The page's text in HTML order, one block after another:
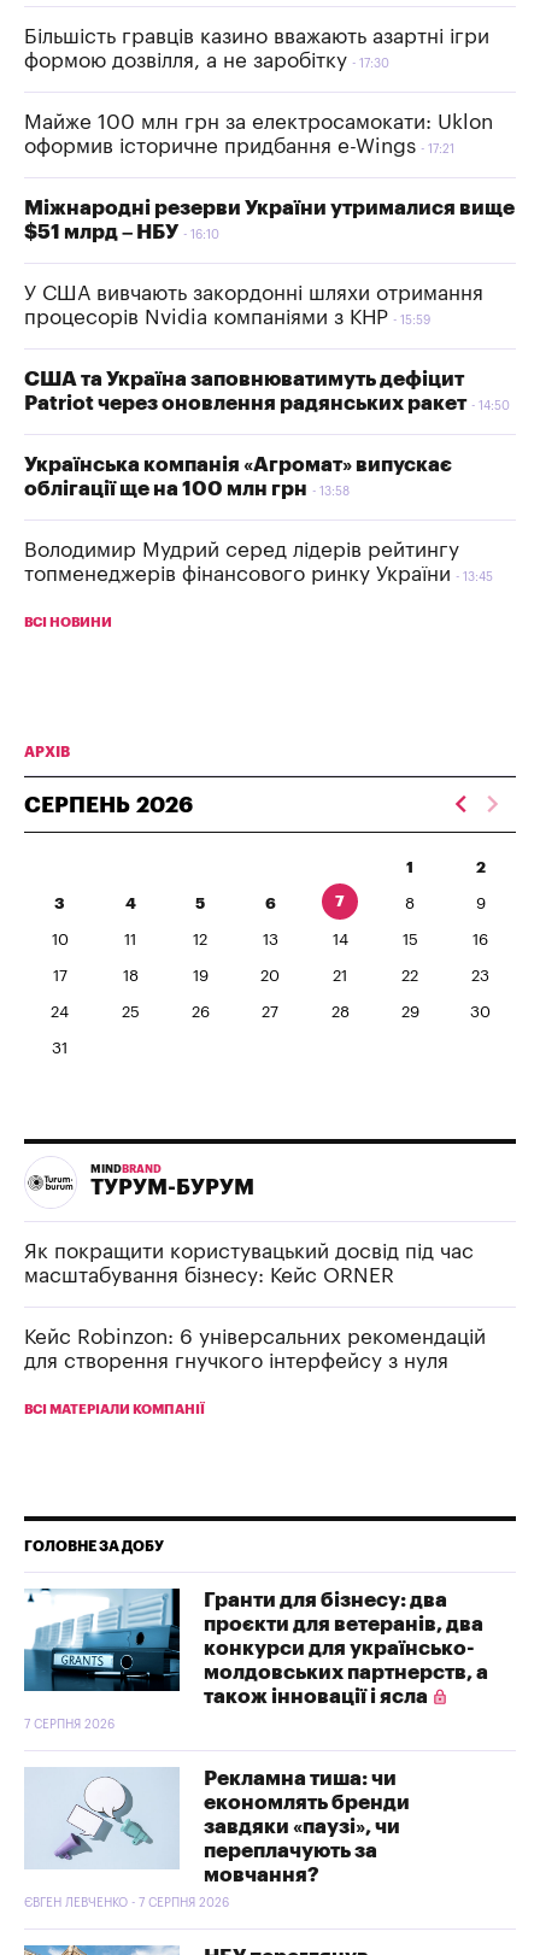
Більшість гравців казино вважають азартні ігри
формою дозвілля, а не заробітку
17:30
Майже 100 млн грн за електросамокати: Uklon
оформив історичне придбання e-Wings
17:21
Міжнародні резерви України утрималися вище
$51 млрд – НБУ
16:10
У США вивчають закордонні шляхи отримання
процесорів Nvidia компаніями з КНР
15:59
США та Україна заповнюватимуть дефіцит
Patriot через оновлення радянських ракет
14:50
Українська компанія «Агромат» випускає
облігації ще на 100 млн грн
13:58
Володимир Мудрий серед лідерів рейтингу
топменеджерів фінансового ринку України
13:45
ВСІ НОВИНИ
АРХІВ
СЕРПЕНЬ 2026
1 2
3 4 5 6 7 8 9
10 11 12 13 14 15 16
17 18 19 20 21 22 23
24 25 26 27 28 29 30
31
MIND BRAND
ТУРУМ-БУРУМ
Як покращити користувацький досвід під час
масштабування бізнесу: Кейс ORNER
Кейс Robinzon: 6 універсальних рекомендацій
для створення гнучкого інтерфейсу з нуля
ВСІ МАТЕРІАЛИ КОМПАНІЇ
ГОЛОВНЕ ЗА ДОБУ
Гранти для бізнесу: два
проєкти для ветеранів, два
конкурси для українсько-
молдовських партнерств, а
також інновації і ясла
7 СЕРПНЯ 2026
Рекламна тиша: чи
економлять бренди
завдяки «паузі», чи
переплачують за
мовчання?
ЄВГЕН ЛЕВЧЕНКО - 7 СЕРПНЯ 2026